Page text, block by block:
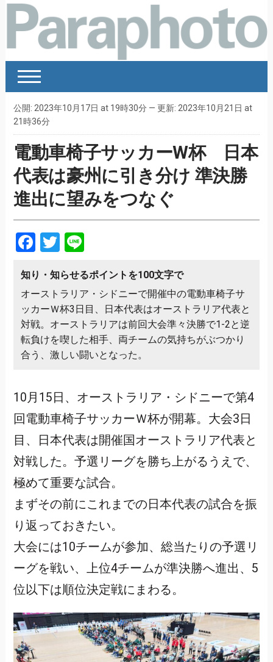
公開: 2023年10月17日 at 19時30分 — 更新: 2023年10月21日 at
21時36分
電動車椅子サッカーW杯 日本
代表は豪州に引き分け 準決勝
進出に望みをつなぐ
Facebook
Twitter
Line
知り・知らせるポイントを100文字で
オーストラリア・シドニーで開催中の電動車椅子サ
ッカーＷ杯3日目、日本代表はオーストラリア代表と
対戦。オーストラリアは前回大会準々決勝で1-2と逆
転負けを喫した相手、両チームの気持ちがぶつかり
合う、激しい闘いとなった。
10月15日、オーストラリア・シドニーで第4
回電動車椅子サッカーＷ杯が開幕。大会3日
目、日本代表は開催国オーストラリア代表と
対戦した。予選リーグを勝ち上がるうえで、
極めて重要な試合。
まずその前にこれまでの日本代表の試合を振
り返っておきたい。
大会には10チームが参加、総当たりの予選リ
ーグを戦い、上位4チームが準決勝へ進出、5
位以下は順位決定戦にまわる。